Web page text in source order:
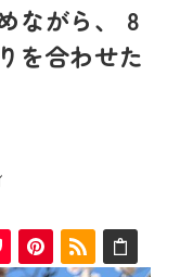
ながら、 8
を合わせた